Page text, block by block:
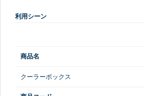
利用シーン
商品名
クーラーボックス